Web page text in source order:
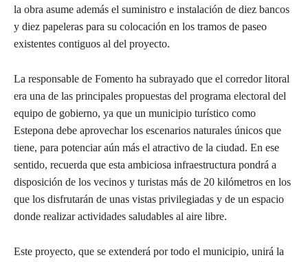
la obra asume además el suministro e instalación de diez bancos
y diez papeleras para su colocación en los tramos de paseo
existentes contiguos al del proyecto.
La responsable de Fomento ha subrayado que el corredor litoral
era una de las principales propuestas del programa electoral del
equipo de gobierno, ya que un municipio turístico como
Estepona debe aprovechar los escenarios naturales únicos que
tiene, para potenciar aún más el atractivo de la ciudad. En ese
sentido, recuerda que esta ambiciosa infraestructura pondrá a
disposición de los vecinos y turistas más de 20 kilómetros en los
que los disfrutarán de unas vistas privilegiadas y de un espacio
donde realizar actividades saludables al aire libre.
Este proyecto, que se extenderá por todo el municipio, unirá la